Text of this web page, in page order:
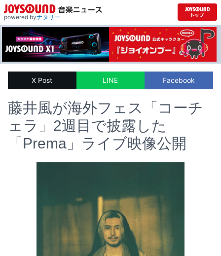
powered byナタリー
X Post LINE Facebook
藤井風が海外フェス「コーチ
ェラ」2週目で披露した
「Prema」ライブ映像公開